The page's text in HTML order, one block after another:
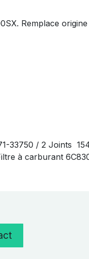
Remplace
33750 / 2 Joints
à carburant